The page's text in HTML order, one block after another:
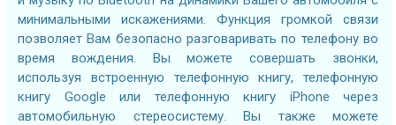
минимальными искажениями. Функция громкой связи
позволяет Вам безопасно разговаривать по телефону во
время вождения. Вы можете совершать звонки,
используя встроенную телефонную книгу, телефонную
книгу Google или телефонную книгу iPhone через
автомобильную стереосистему. Вы также можете